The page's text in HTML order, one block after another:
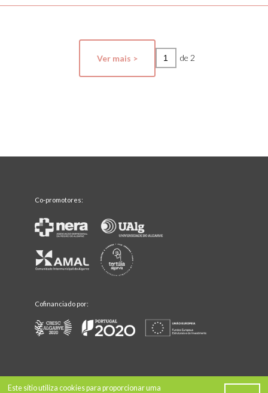
Ver mais > de 2
Co-promotores:
Cofinanciado por:
Este sítio utiliza cookies para proporcionar uma